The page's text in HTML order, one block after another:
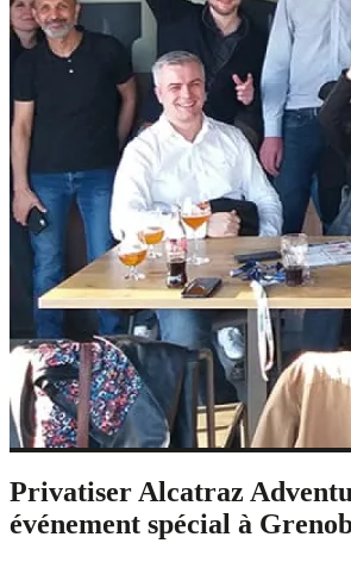
Privatiser Alcatraz
événement spécial à